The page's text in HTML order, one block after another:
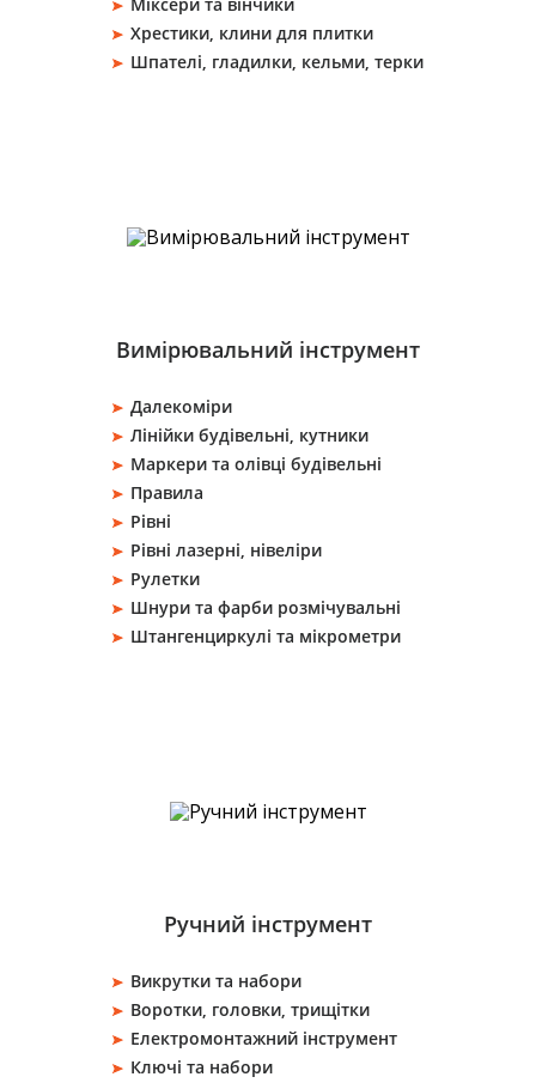
Хрестики, клини для плитки
Шпателі, гладилки, кельми, терки
Вимірювальний інструмент
Далекоміри
Лінійки будівельні, кутники
Маркери та олівці будівельні
Правила
Рівні
Рівні лазерні, нівеліри
Рулетки
Шнури та фарби розмічувальні
Штангенциркулі та мікрометри
Ручний інструмент
Викрутки та набори
Воротки, головки, трищітки
Електромонтажний інструмент
Ключі та набори